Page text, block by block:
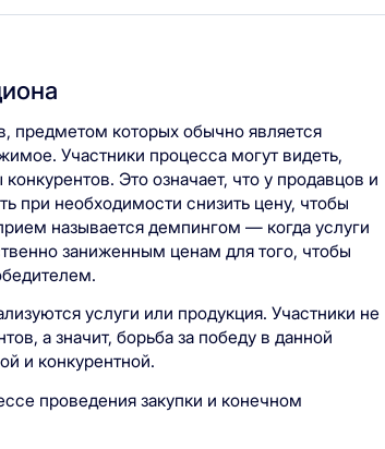
предметом которых обычно является
Участники процесса могут видеть,
Это означает, что у продавцов и
при необходимости снизить цену, чтобы
называется демпингом — когда услуги
заниженным ценам для того, чтобы
услуги или продукция. Участники не
а значит, борьба за победу в данной
и конкурентной.
проведения закупки и конечном